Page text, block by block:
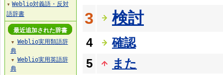
3
検討
4
確認
5
また
▼ Weblio対義語・反対
語辞書
最近追加された辞書
▼
Weblio実用類語辞
典
▼
Weblio実用英語辞
典